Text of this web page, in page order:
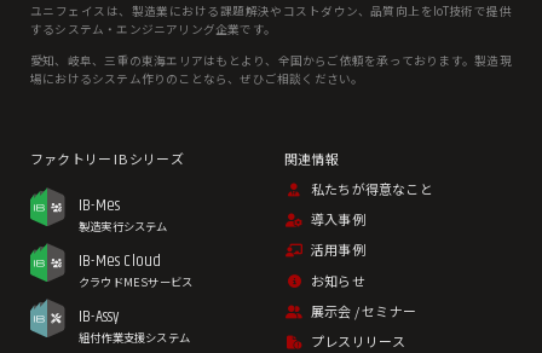
ユニフェイスは、製造業における課題解決やコストダウン、品質向上をIoT技術で提供
するシステム・エンジニアリング企業です。
愛知、岐⾩、三重の東海エリアはもとより、全国からご依頼を承っております。製造現
場におけるシステム作りのことなら、ぜひご相談ください。
IB-Mes
製造実行システム
IB-Mes Cloud
クラウドMESサービス
IB-Assy
組付作業支援システム
私たちが得意なこと
導入事例
活用事例
お知らせ
展示会 / セミナー
プレスリリース